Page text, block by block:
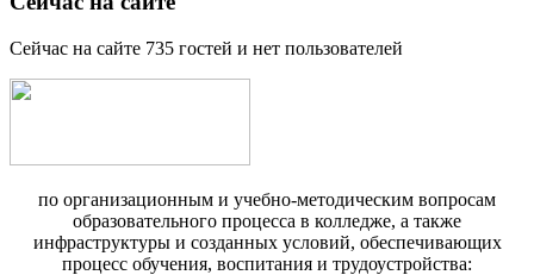
Сейчас на сайте 735 гостей и нет пользователей
по организационным и учебно-методическим вопросам
образовательного процесса в колледже, а также
инфраструктуры и созданных условий, обеспечивающих
процесс обучения, воспитания и трудоустройства: